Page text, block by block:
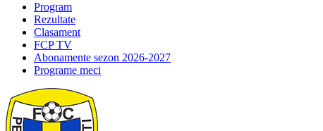
Program
Rezultate
Clasament
FCP TV
Abonamente sezon 2026-2027
Programe meci